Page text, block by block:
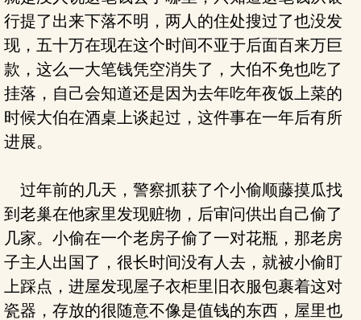
行提了出来下落不明，两人的住处搜过了也没发
现，五十万在现在这个时间不亚于后面百来万巨
款，这么一大笔钱凭空消失了，大伯不免也吃了
挂落，自己会知道还是因为去年吃年夜饭上菜的
时候大伯在酒桌上谈起过，这件事在一年后有所
进展。
过年前的几天，警察抓获了个小偷顺藤摸瓜找
到老巢在他家里发现赃物，后审问供出自己偷了
几家。小偷在一个老房子偷了一对花瓶，那老房
子主人出国了，很长时间没有人去，就被小偷盯
上踩点，进屋发现屋子衣柜里旧衣服包裹着这对
瓷器，存放的很随意不像是值钱的东西，屋里也